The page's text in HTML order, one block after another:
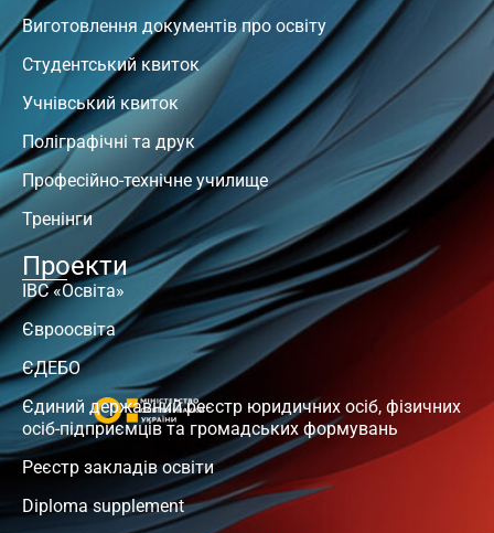
Виготовлення документів про освіту
Студентський квиток
Учнівський квиток
Поліграфічні та друк
Професійно-технічне училище
Тренінги
Проекти
ІВС «Освіта»
Євроосвіта
ЄДЕБО
Єдиний державний реєстр юридичних осіб, фізичних
осіб-підприємців та громадських формувань
Реєстр закладів освіти
Diploma supplement